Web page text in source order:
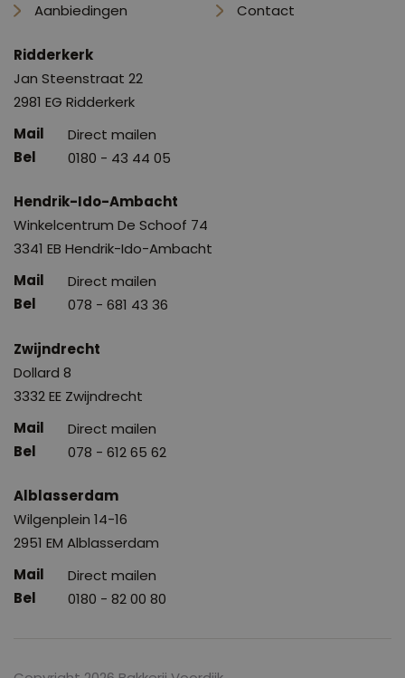
Aanbiedingen
Contact
Ridderkerk
Jan Steenstraat 22
2981 EG Ridderkerk
Direct mailen
0180 - 43 44 05
Hendrik-Ido-Ambacht
Winkelcentrum De Schoof 74
3341 EB Hendrik-Ido-Ambacht
Direct mailen
078 - 681 43 36
Zwijndrecht
Dollard 8
3332 EE Zwijndrecht
Direct mailen
078 - 612 65 62
Alblasserdam
Wilgenplein 14-16
2951 EM Alblasserdam
Direct mailen
0180 - 82 00 80